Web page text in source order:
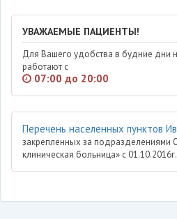
УВАЖАЕМЫЕ ПАЦИЕНТЫ!
Для Вашего удобства в будние дни
работают с
07:00 до 20:00
Перечень населенных пунктов
закрепленных за подразделениями
клиническая больница» с 01.10.2016г.